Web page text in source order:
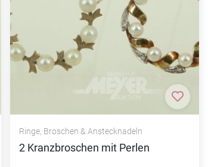
hinzufügen Zur
Ringe, Broschen & Anstecknadeln
2 Kranzbroschen mit Perlen